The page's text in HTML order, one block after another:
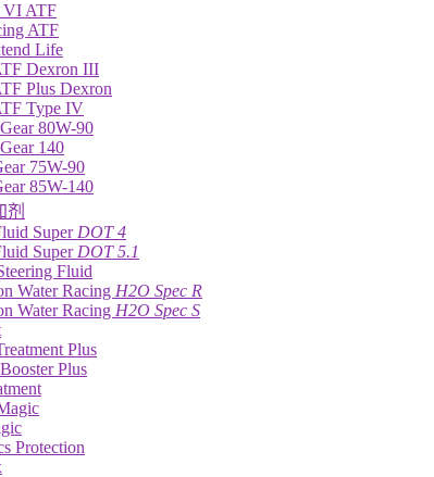
VI ATF
ATF
Life
Dexron III
Plus Dexron
Type IV
80W-90
140
75W-90
85W-140
剂
Super DOT 4
Super DOT 5.1
Fluid
Water Racing H2O Spec R
Water Racing H2O Spec S
Plus
Plus
Protection